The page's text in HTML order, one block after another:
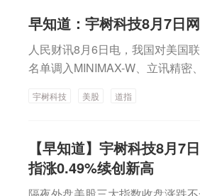
元，董事张阳光、杨知雨各出资
的估值备受市场关注。以建银国
较大提升空间。招商证券国际维
人核心零部件市场关注度。
早知道：宇树科技8月7日
人民财讯8月6日电，我国对美国
名单调入MINIMAX-W、立讯精密
道；美股三大指数收盘涨跌不一
宇树科技 美股 道指
【早知道】宇树科技8月7
指涨0.49%续创新高